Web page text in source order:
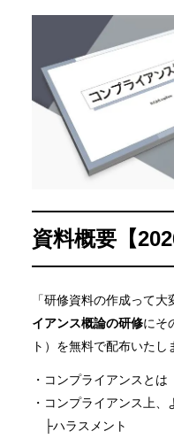
資料概要【
「研修資料の作成って
イアンス概論の研修にそ
ト）を無料で配布いたし
・コンプライアンスとは
・コンプライアンス上
├ハラスメント